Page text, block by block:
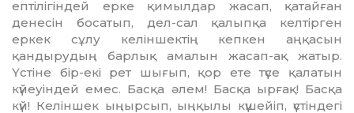
ептілігіндей ерке қи­мылдар жасап, қатайған
дене­сін босатып, дел-сал қалыпқа кел­­­­тірген
еркек сұлу келіншектің кепкен аңқасын
қандырудың барлық амалын жасап-ақ жа­тыр.
Үстіне бір-екі рет шығып, қор ете түсе қалатын
күйеуіндей емес. Басқа әлем! Басқа ырғақ! Басқа
күй! Келіншек ыңырсып, ың­қылы күшейіп, үстіндегі